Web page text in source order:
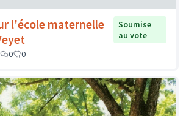
l'école maternelle
Soumise
au vote
0 0